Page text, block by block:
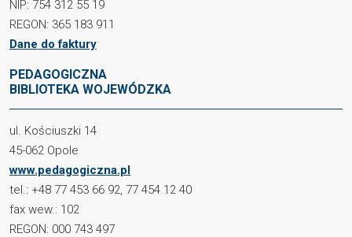
NIP: 754 312 55 19
REGON: 365 183 911
Dane do faktury
PEDAGOGICZNA
BIBLIOTEKA WOJEWÓDZKA
ul. Kościuszki 14
45-062 Opole
www.pedagogiczna.pl
tel.: +48 77 453 66 92, 77 454 12 40
fax wew.: 102
REGON: 000 743 497